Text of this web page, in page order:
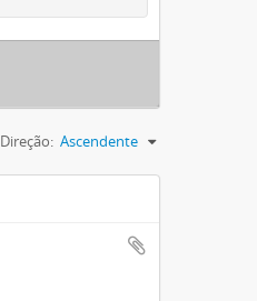
Direção: Ascendente